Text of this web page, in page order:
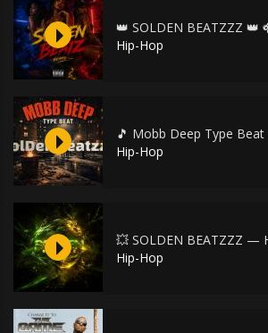
👑 SOLDEN BEATZZZ
Hip-Hop
🎵 Mobb Deep Type
Hip-Hop
💥 SOLDEN BEATZZZ —
Hip-Hop